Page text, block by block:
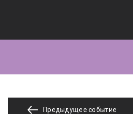
Предыдущее событие